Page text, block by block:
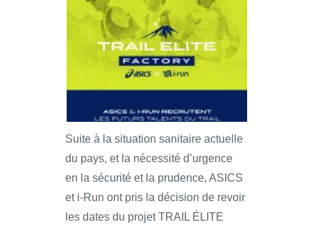
Suite à la situation sanitaire actuelle
du pays, et la nécessité d’urgence
en la sécurité et la prudence, ASICS
et i-Run ont pris la décision de revoir
les dates du projet TRAIL ÉLITE